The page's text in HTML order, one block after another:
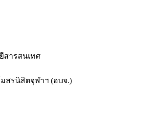
สารสนเทศ
สรนิสิตจุฬาฯ (อบจ.)